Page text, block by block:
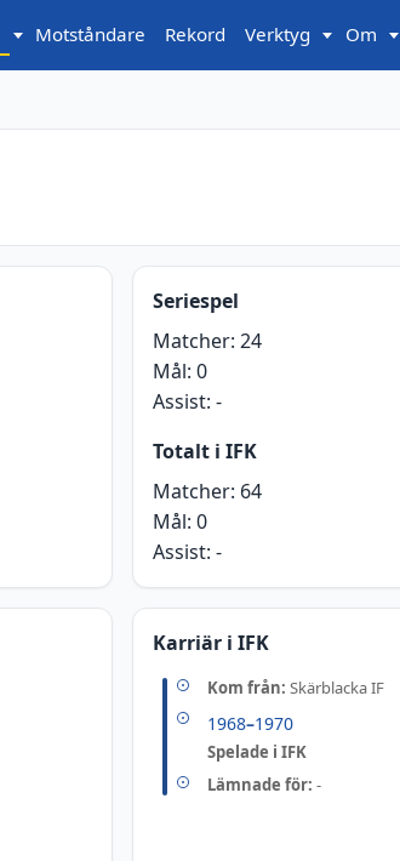
Motståndare Rekord Verktyg Om
Seriespel
Matcher: 24
Mål: 0
Assist: -
Totalt i IFK
Matcher: 64
Mål: 0
Assist: -
Karriär i IFK
Kom från: Skärblacka IF
1968–1970
Spelade i IFK
Lämnade för: -